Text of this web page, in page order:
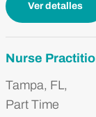
Ver detalles
Nurse
Tampa, FL,
Part Time